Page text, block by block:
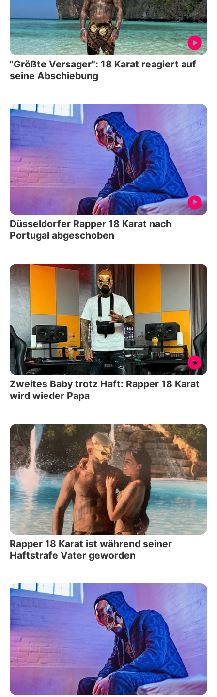
"Größte Versager": 18 Karat reagiert auf
seine Abschiebung
Düsseldorfer Rapper 18 Karat nach
Portugal abgeschoben
Zweites Baby trotz Haft: Rapper 18 Karat
wird wieder Papa
Rapper 18 Karat ist während seiner
Haftstrafe Vater geworden